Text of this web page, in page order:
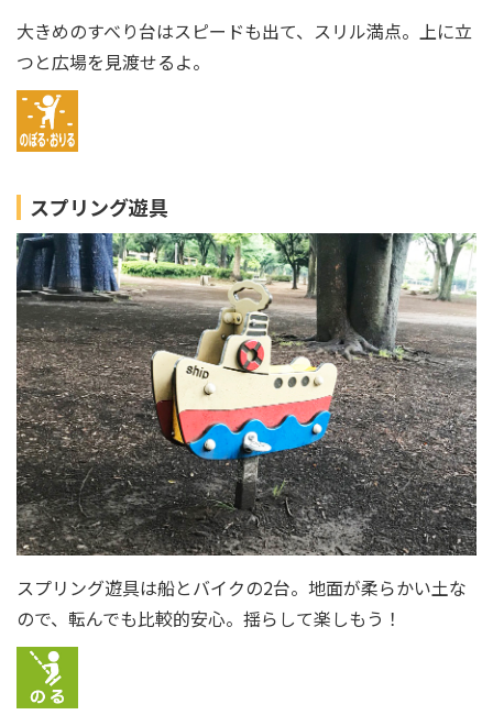
大きめのすべり台はスピードも出て、スリル満点。上に立
つと広場を見渡せるよ。
スプリング遊具
スプリング遊具は船とバイクの2台。地面が柔らかい土な
ので、転んでも比較的安心。揺らして楽しもう！